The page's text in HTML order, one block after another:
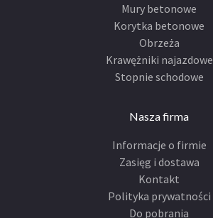
Mury betonowe
Korytka betonowe
Obrzeża
Krawężniki najazdowe
Stopnie schodowe
Nasza firma
Informacje o firmie
Zasięg i dostawa
Kontakt
Polityka prywatności
Do pobrania